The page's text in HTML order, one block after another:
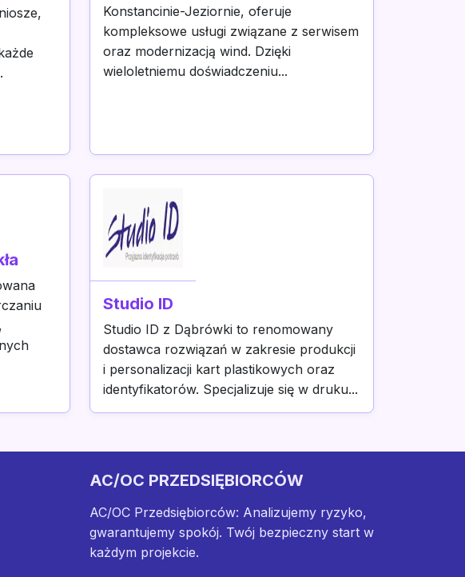
Konstancinie-Jeziornie, oferuje
kompleksowe usługi związane z serwisem
oraz modernizacją wind. Dzięki
wieloletniemu doświadczeniu...
Studio ID
Studio ID z Dąbrówki to renomowany
dostawca rozwiązań w zakresie produkcji
i personalizacji kart plastikowych oraz
identyfikatorów. Specjalizuje się w druku...
AC/OC PRZEDSIĘBIORCÓW
AC/OC Przedsiębiorców: Analizujemy ryzyko,
gwarantujemy spokój. Twój bezpieczny start w
każdym projekcie.